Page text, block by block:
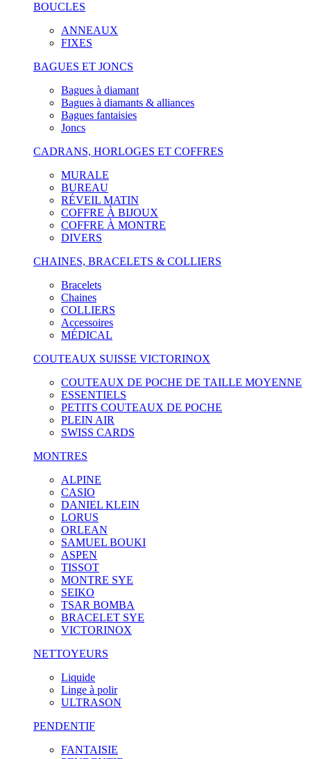
BOUCLES
ANNEAUX
FIXES
BAGUES ET JONCS
Bagues à diamant
Bagues à diamants & alliances
Bagues fantaisies
Joncs
CADRANS, HORLOGES ET COFFRES
MURALE
BUREAU
RÉVEIL MATIN
COFFRE À BIJOUX
COFFRE À MONTRE
DIVERS
CHAINES, BRACELETS & COLLIERS
Bracelets
Chaines
COLLIERS
Accessoires
MÉDICAL
COUTEAUX SUISSE VICTORINOX
COUTEAUX DE POCHE DE TAILLE MOYENNE
ESSENTIELS
PETITS COUTEAUX DE POCHE
PLEIN AIR
SWISS CARDS
MONTRES
ALPINE
CASIO
DANIEL KLEIN
LORUS
ORLEAN
SAMUEL BOUKI
ASPEN
TISSOT
MONTRE SYE
SEIKO
TSAR BOMBA
BRACELET SYE
VICTORINOX
NETTOYEURS
Liquide
Linge à polir
ULTRASON
PENDENTIF
FANTAISIE